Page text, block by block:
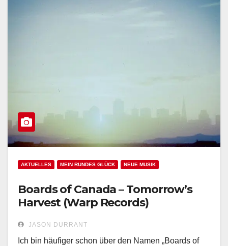
AKTUELLES MEIN RUNDES GLÜCK NEUE MUSIK
Boards of Canada – Tomorrow’s
Harvest (Warp Records)
JASON DURRANT
Ich bin häufiger schon über den Namen „Boards of